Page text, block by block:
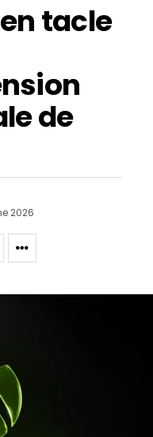
tacle
de
2026